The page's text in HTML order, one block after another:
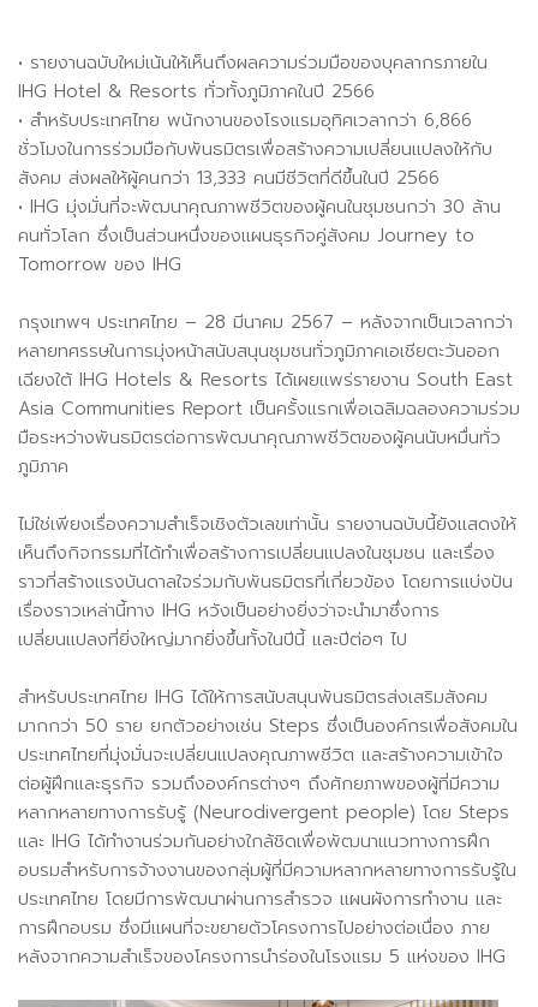
• รายงานฉบับใหม่เน้นให้เห็นถึงผลความร่วมมือของบุคลากรภายใน
IHG Hotel & Resorts ทั่วทั้งภูมิภาคในปี 2566
• สำหรับประเทศไทย พนักงานของโรงแรมอุทิศเวลากว่า 6,866
ชั่วโมงในการร่วมมือกับพันธมิตรเพื่อสร้างความเปลี่ยนแปลงให้กับ
สังคม ส่งผลให้ผู้คนกว่า 13,333 คนมีชีวิตที่ดีขึ้นในปี 2566
• IHG มุ่งมั่นที่จะพัฒนาคุณภาพชีวิตของผู้คนในชุมชนกว่า 30 ล้าน
คนทั่วโลก ซึ่งเป็นส่วนหนึ่งของแผนธุรกิจคู่สังคม Journey to
Tomorrow ของ IHG
กรุงเทพฯ ประเทศไทย – 28 มีนาคม 2567 – หลังจากเป็นเวลากว่า
หลายทศรรษในการมุ่งหน้าสนับสนุนชุมชนทั่วภูมิภาคเอเชียตะวันออก
เฉียงใต้ IHG Hotels & Resorts ได้เผยแพร่รายงาน South East
Asia Communities Report เป็นครั้งแรกเพื่อเฉลิมฉลองความร่วม
มือระหว่างพันธมิตรต่อการพัฒนาคุณภาพชีวิตของผู้คนนับหมื่นทั่ว
ภูมิภาค
ไม่ใช่เพียงเรื่องความสำเร็จเชิงตัวเลขเท่านั้น รายงานฉบับนี้ยังแสดงให้
เห็นถึงกิจกรรมที่ได้ทำเพื่อสร้างการเปลี่ยนแปลงในชุมชน และเรื่อง
ราวที่สร้างแรงบันดาลใจร่วมกับพันธมิตรที่เกี่ยวข้อง โดยการแบ่งปัน
เรื่องราวเหล่านี้ทาง IHG หวังเป็นอย่างยิ่งว่าจะนํามาซึ่งการ
เปลี่ยนแปลงที่ยิ่งใหญ่มากยิ่งขึ้นทั้งในปีนี้ และปีต่อๆ ไป
สำหรับประเทศไทย IHG ได้ให้การสนับสนุนพันธมิตรส่งเสริมสังคม
มากกว่า 50 ราย ยกตัวอย่างเช่น Steps ซึ่งเป็นองค์กรเพื่อสังคมใน
ประเทศไทยที่มุ่งมั่นจะเปลี่ยนแปลงคุณภาพชีวิต และสร้างความเข้าใจ
ต่อผู้ฝึกและธุรกิจ รวมถึงองค์กรต่างๆ ถึงศักยภาพของผู้ที่มีความ
หลากหลายทางการรับรู้ (Neurodivergent people) โดย Steps
และ IHG ได้ทำงานร่วมกันอย่างใกล้ชิดเพื่อพัฒนาแนวทางการฝึก
อบรมสำหรับการจ้างงานของกลุ่มผู้ที่มีความหลากหลายทางการรับรู้ใน
ประเทศไทย โดยมีการพัฒนาผ่านการสำรวจ แผนผังการทำงาน และ
การฝึกอบรม ซึ่งมีแผนที่จะขยายตัวโครงการไปอย่างต่อเนื่อง ภาย
หลังจากความสำเร็จของโครงการนำร่องในโรงแรม 5 แห่งของ IHG